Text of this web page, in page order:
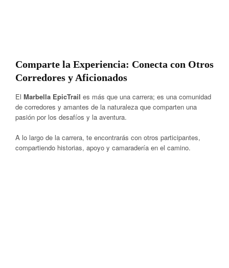
Comparte la Experiencia: Conecta con Otros
Corredores y Aficionados
El Marbella EpicTrail es más que una carrera; es una comunidad
de corredores y amantes de la naturaleza que comparten una
pasión por los desafíos y la aventura.
A lo largo de la carrera, te encontrarás con otros participantes,
compartiendo historias, apoyo y camaradería en el camino.